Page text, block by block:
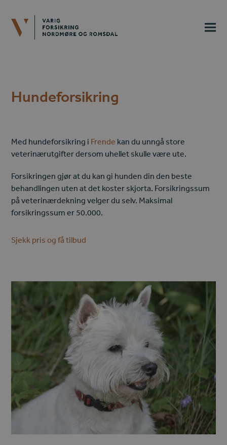
Hundeforsikring
Med hundeforsikring i Frende kan du unngå store
veterinærutgifter dersom uhellet skulle være ute.
Forsikringen gjør at du kan gi hunden din den beste
behandlingen uten at det koster skjorta. Forsikringssum
på veterinærdekningvelger du selv. Maksimal
forsikringssum er 50.000.
Sjekk pris og få tilbud